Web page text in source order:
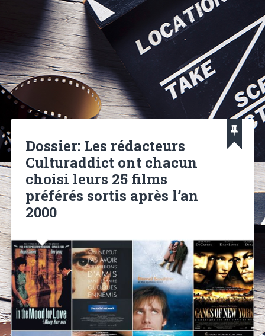
Dossier: Les rédacteurs
Culturaddict ont chacun
choisi leurs 25 films
préférés sortis après l’an
2000